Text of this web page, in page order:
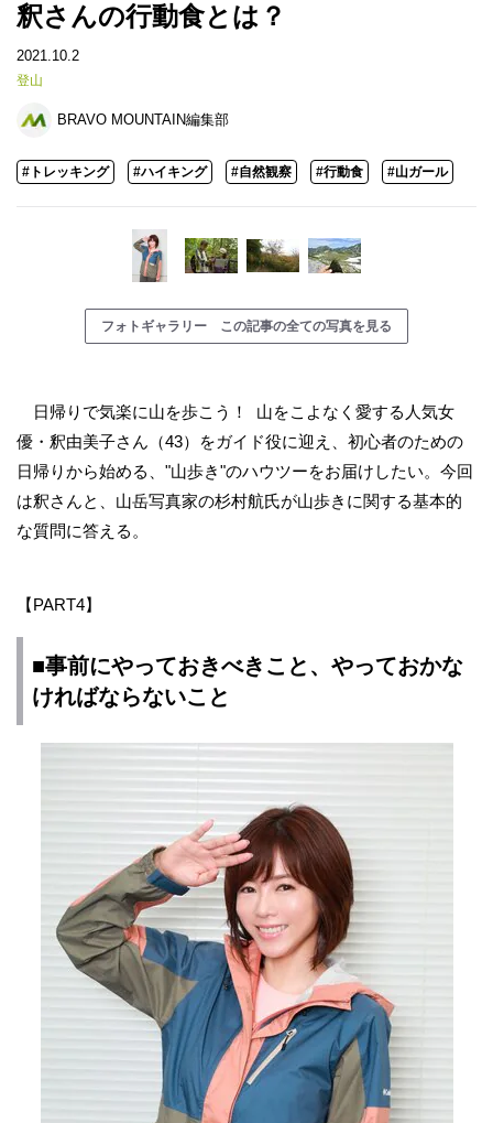
釈さんの行動食とは？
2021.10.2
登山
BRAVO MOUNTAIN編集部
#トレッキング #ハイキング #自然観察 #行動食 #山ガール
フォトギャラリー この記事の全ての写真を見る
日帰りで気楽に山を歩こう！ 山をこよなく愛する人気女
優・釈由美子さん（43）をガイド役に迎え、初心者のための
日帰りから始める、"山歩き"のハウツーをお届けしたい。今回
は釈さんと、山岳写真家の杉村航氏が山歩きに関する基本的
な質問に答える。
【PART4】
■事前にやっておきべきこと、やっておかな
ければならないこと